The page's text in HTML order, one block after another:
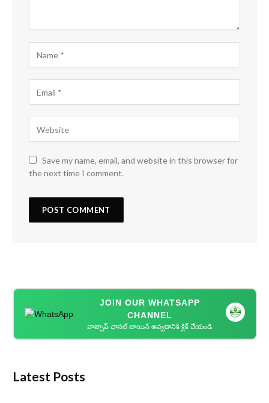
Save my name, email, and website in this browser for
the next time I comment.
JOIN OUR WHATSAPP
CHANNEL
వాట్సాప్ ఛానల్ జాయిన్ అవ్వడానికి క్లిక్ చేయండి
Latest Posts